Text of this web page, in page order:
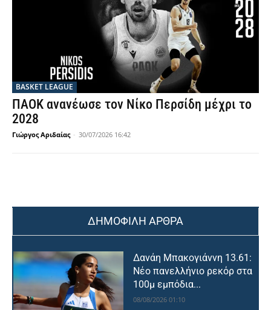
BASKET LEAGUE
ΠΑΟΚ ανανέωσε τον Νίκο Περσίδη μέχρι το
2028
Γιώργος Αριδαίας - 30/07/2026 16:42
ΔΗΜΟΦΙΛΗ ΑΡΘΡΑ
Δανάη Μπακογιάννη 13.61:
Νέο πανελλήνιο ρεκόρ στα
100μ εμπόδια...
08/08/2026 01:10